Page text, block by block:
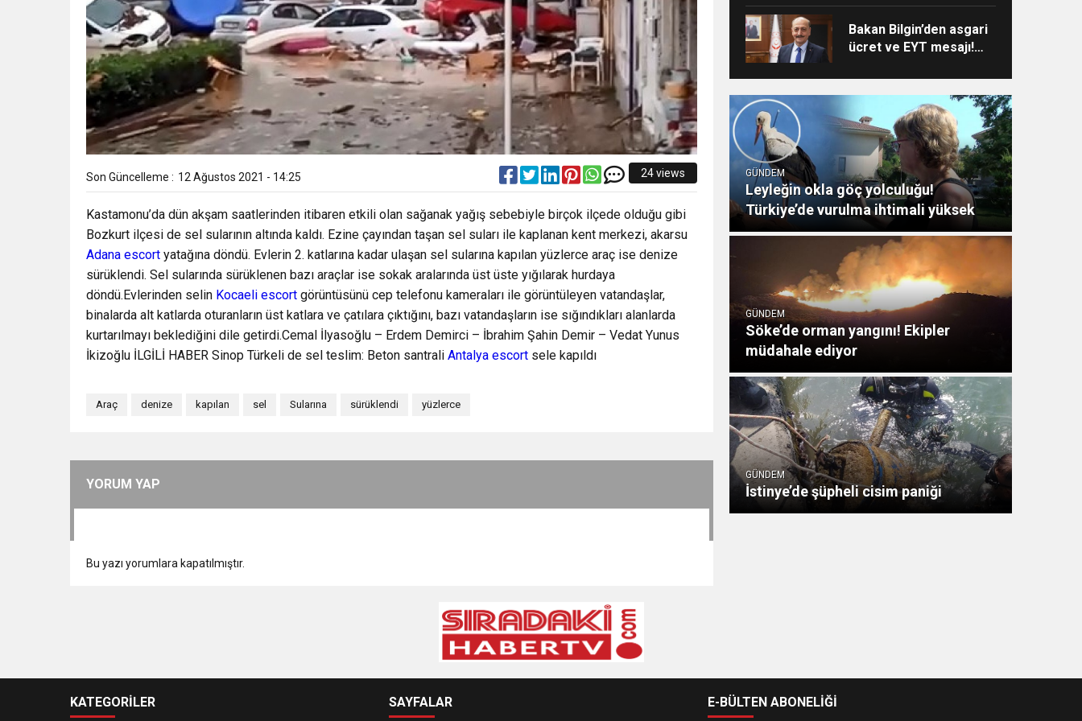
Son Güncelleme : 12 Ağustos 2021 - 14:25 24 views
Kastamonu’da dün akşam saatlerinden itibaren etkili olan sağanak yağış sebebiyle birçok ilçede olduğu gibi
Bozkurt ilçesi de sel sularının altında kaldı. Ezine çayından taşan sel suları ile kaplanan kent merkezi, akarsu
Adana escort yatağına döndü. Evlerin 2. katlarına kadar ulaşan sel sularına kapılan yüzlerce araç ise denize
sürüklendi. Sel sularında sürüklenen bazı araçlar ise sokak aralarında üst üste yığılarak hurdaya
döndü.Evlerinden selin Kocaeli escort görüntüsünü cep telefonu kameraları ile görüntüleyen vatandaşlar,
binalarda alt katlarda oturanların üst katlara ve çatılara çıktığını, bazı vatandaşların ise sığındıkları alanlarda
kurtarılmayı beklediğini dile getirdi.Cemal İlyasoğlu – Erdem Demirci – İbrahim Şahin Demir – Vedat Yunus
İkizoğlu İLGİLİ HABER Sinop Türkeli de sel teslim: Beton santrali Antalya escort sele kapıldı
Araç denize kapılan sel Sularına sürüklendi yüzlerce
YORUM YAP
Bu yazı yorumlara kapatılmıştır.
Bakan Bilgin’den asgari
ücret ve EYT mesajı!
kadro düzenlemesinde
kapsam genişledi
GÜNDEM
Leyleğin okla göç yolculuğu!
Türkiye’de vurulma ihtimali yüksek
GÜNDEM
Söke’de orman yangını! Ekipler
müdahale ediyor
GÜNDEM
İstinye’de şüpheli cisim paniği
KATEGORİLER SAYFALAR E-BÜLTEN ABONELİĞİ